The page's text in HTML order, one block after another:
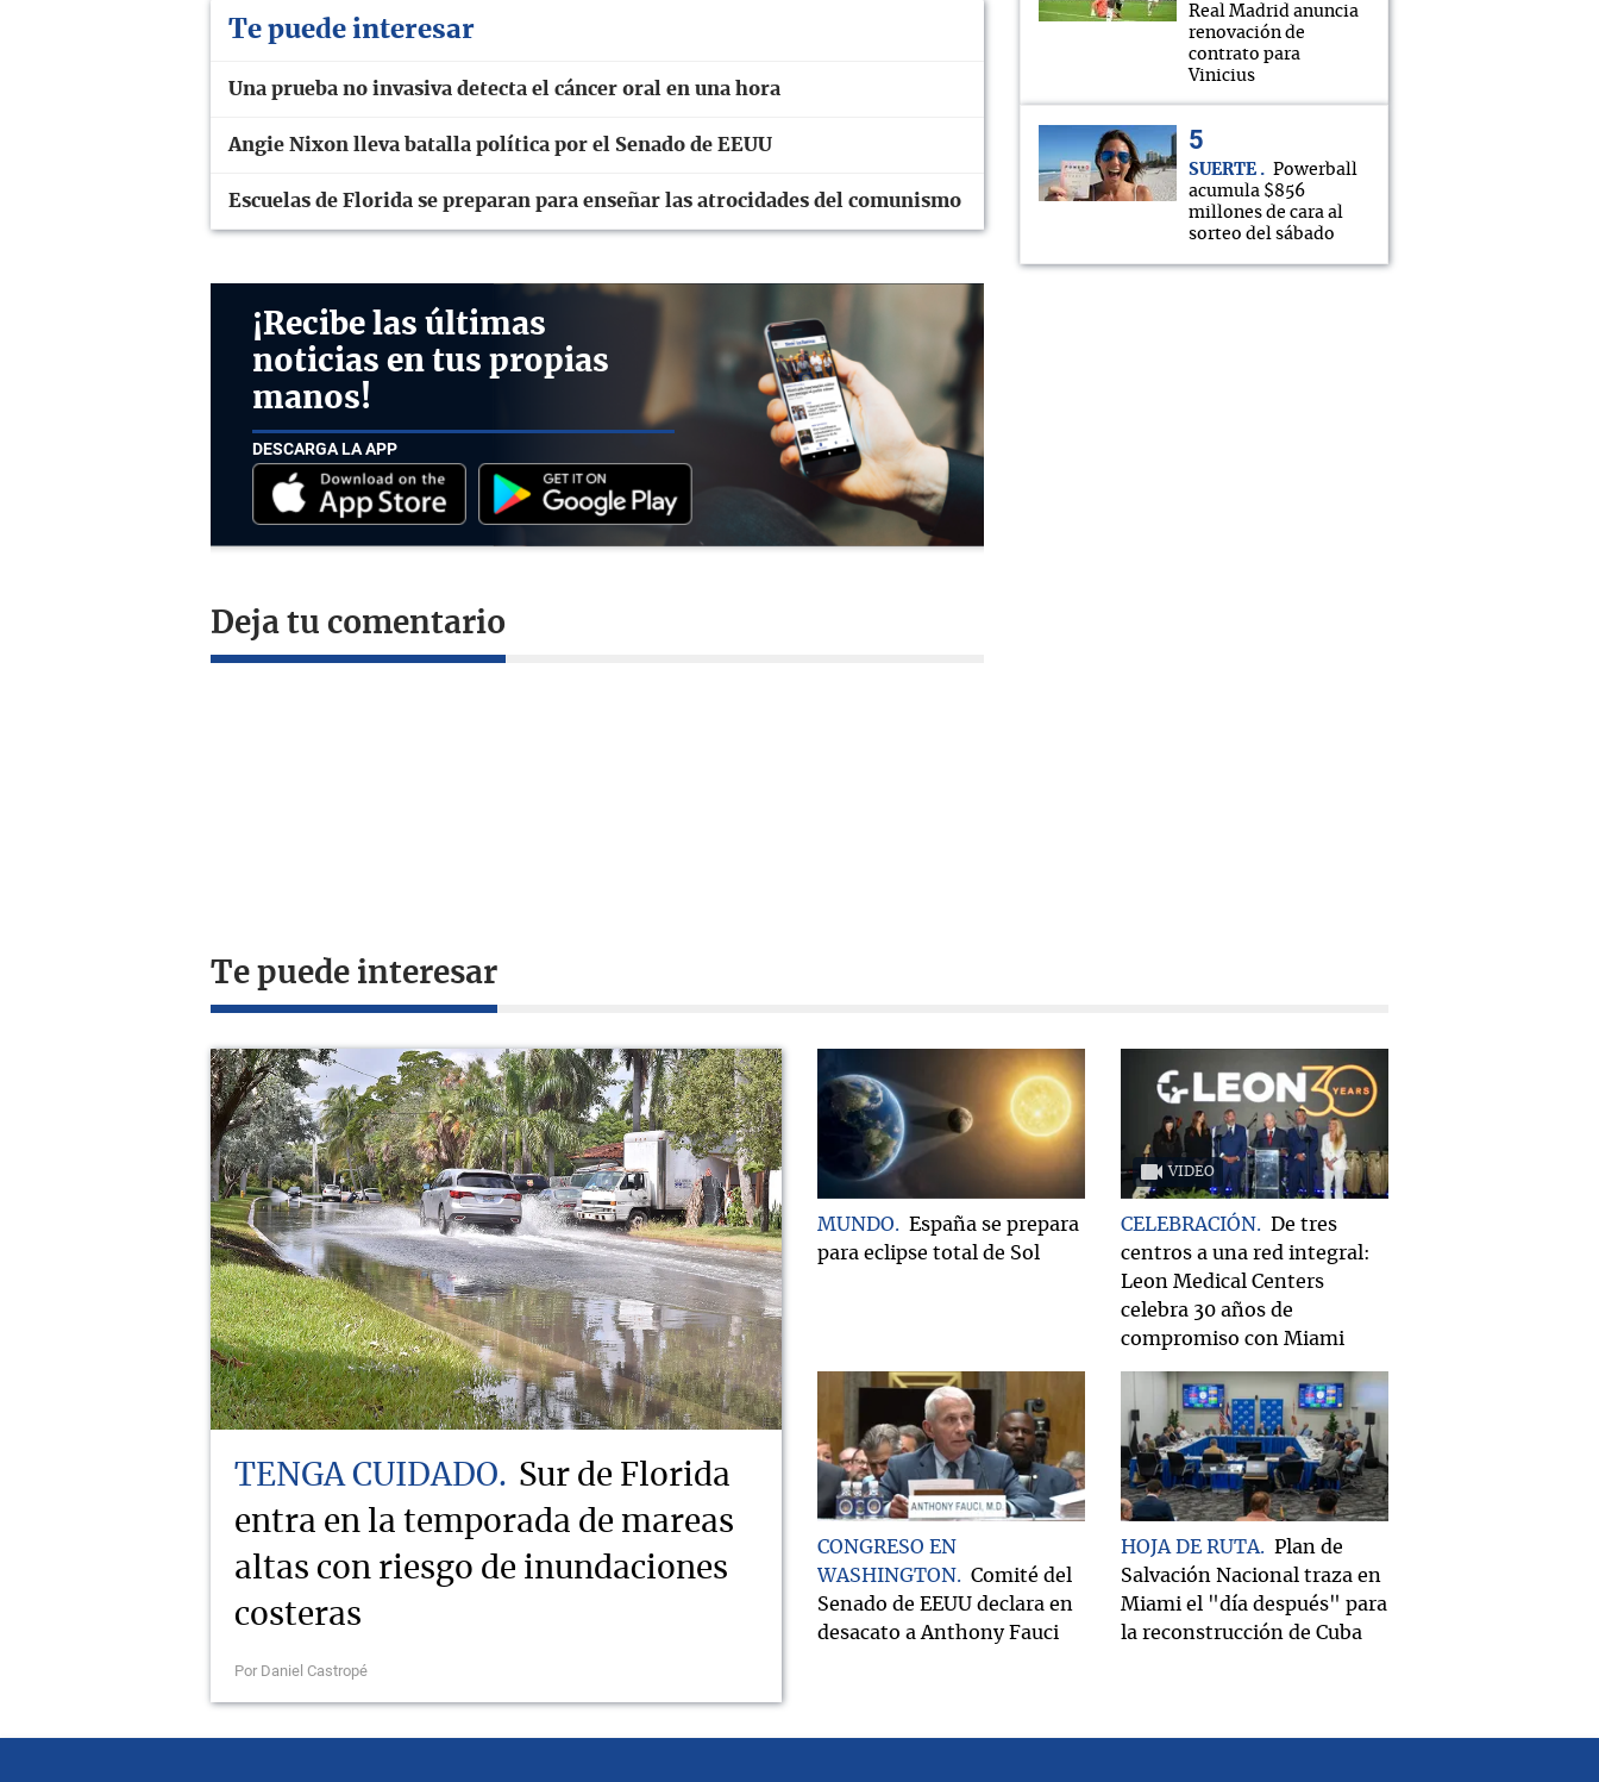
Te puede interesar
Una prueba no invasiva detecta el cáncer oral en una hora
Angie Nixon lleva batalla política por el Senado de EEUU
Escuelas de Florida se preparan para enseñar las atrocidades del comunismo
¡Recibe las últimas
noticias en tus propias
manos!
DESCARGA LA APP
Deja tu comentario
Real Madrid anuncia
renovación de
contrato para
Vinicius
SUERTE
Powerball
acumula $856
millones de cara al
sorteo del sábado
Te puede interesar
TENGA CUIDADO
Sur de Florida
entra en la temporada de mareas
altas con riesgo de inundaciones
costeras
Por Daniel Castropé
MUNDO
España se prepara
para eclipse total de Sol
VIDEO
CELEBRACIÓN
De tres
centros a una red integral:
Leon Medical Centers
celebra 30 años de
compromiso con Miami
CONGRESO EN
WASHINGTON
Comité del
Senado de EEUU declara en
desacato a Anthony Fauci
HOJA DE RUTA
Plan de
Salvación Nacional traza en
Miami el "día después" para
la reconstrucción de Cuba